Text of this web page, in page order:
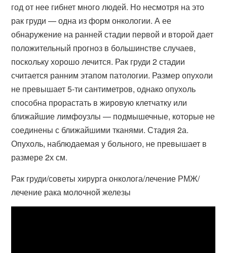
год от нее гибнет много людей. Но несмотря на это
рак груди — одна из форм онкологии. А ее
обнаружение на ранней стадии первой и второй дает
положительный прогноз в большинстве случаев,
поскольку хорошо лечится. Рак груди 2 стадии
считается ранним этапом патологии. Размер опухоли
не превышает 5-ти сантиметров, однако опухоль
способна прорастать в жировую клетчатку или
ближайшие лимфоузлы — подмышечные, которые не
соединены с ближайшими тканями. Стадия 2а.
Опухоль, наблюдаемая у больного, не превышает в
размере 2х см.
Рак груди/советы хирурга онколога/лечение РМЖ/
лечение рака молочной железы